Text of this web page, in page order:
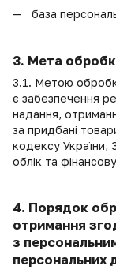
база
3. Мета
3.1. Метою
є забезпечення
надання,
за придбані
кодексу України,
облік та фінансову
4. Порядок
отримання
з
персональних